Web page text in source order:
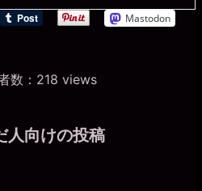
Mastodon
数：218 views
人向けの投稿